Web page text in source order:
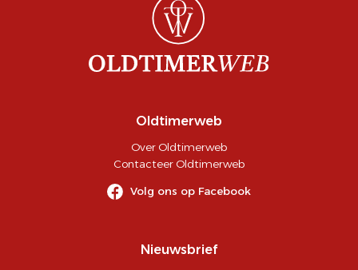
Oldtimerweb
Over Oldtimerweb
Contacteer Oldtimerweb
Volg ons op Facebook
Nieuwsbrief